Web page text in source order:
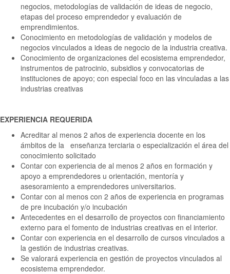
negocios, metodologías de validación de ideas de negocio,
etapas del proceso emprendedor y evaluación de
emprendimientos.
Conocimiento en metodologías de validación y modelos de
negocios vinculados a ideas de negocio de la industria creativa.
Conocimiento de organizaciones del ecosistema emprendedor,
instrumentos de patrocinio, subsidios y convocatorias de
instituciones de apoyo; con especial foco en las vinculadas a las
industrias creativas
EXPERIENCIA REQUERIDA
Acreditar al menos 2 años de experiencia docente en los
ámbitos de la enseñanza terciaria o especialización el área del
conocimiento solicitado
Contar con experiencia de al menos 2 años en formación y
apoyo a emprendedores u orientación, mentoría y
asesoramiento a emprendedores universitarios.
Contar con al menos con 2 años de experiencia en programas
de pre incubación y/o incubación
Antecedentes en el desarrollo de proyectos con financiamiento
externo para el fomento de industrias creativas en el interior.
Contar con experiencia en el desarrollo de cursos vinculados a
la gestión de industrias creativas.
Se valorará experiencia en gestión de proyectos vinculados al
ecosistema emprendedor.